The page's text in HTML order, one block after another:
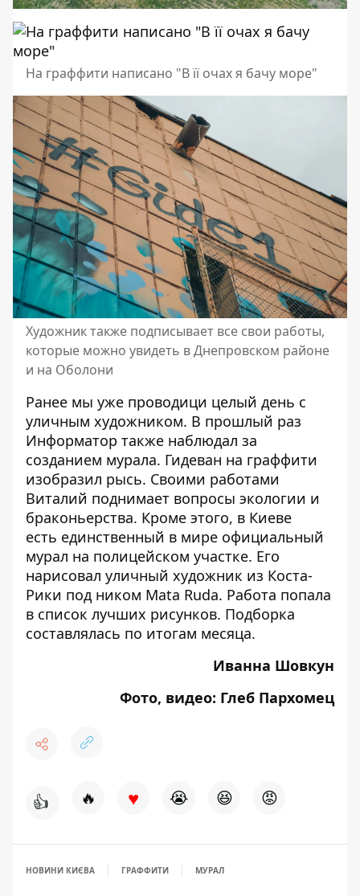
На граффити написано "В її очах я бачу море"
Художник также подписывает все свои работы,
которые можно увидеть в Днепровском районе
и на Оболони
Ранее мы уже проводици целый день с
уличным художником. В прошлый раз
Информатор также наблюдал за
созданием мурала. Гидеван на граффити
изобразил рысь. Своими работами
Виталий поднимает вопросы экологии и
браконьерства. Кроме этого, в Киеве
есть единственный в мире официальный
мурал на полицейском участке. Его
нарисовал уличный художник из Коста-
Рики под ником Mata Ruda. Работа попала
в список лучших рисунков. Подборка
составлялась по итогам месяца.
Иванна Шовкун
Фото, видео: Глеб Пархомец
👍 🔥 ♥ 😭 😆 😡
НОВИНИ КИЄВА ГРАФФИТИ МУРАЛ